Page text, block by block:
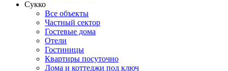
Сукко
Все объекты
Частный сектор
Гостевые дома
Отели
Гостиницы
Квартиры посуточно
Дома и коттеджи под ключ